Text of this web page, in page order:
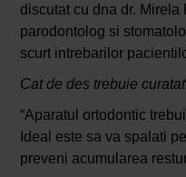
discutat cu dna dr.
parodontolog si
scurt intrebarilor
Cat de des trebuie
“Aparatul ortodontic
Ideal este sa va spalati
preveni acumularea